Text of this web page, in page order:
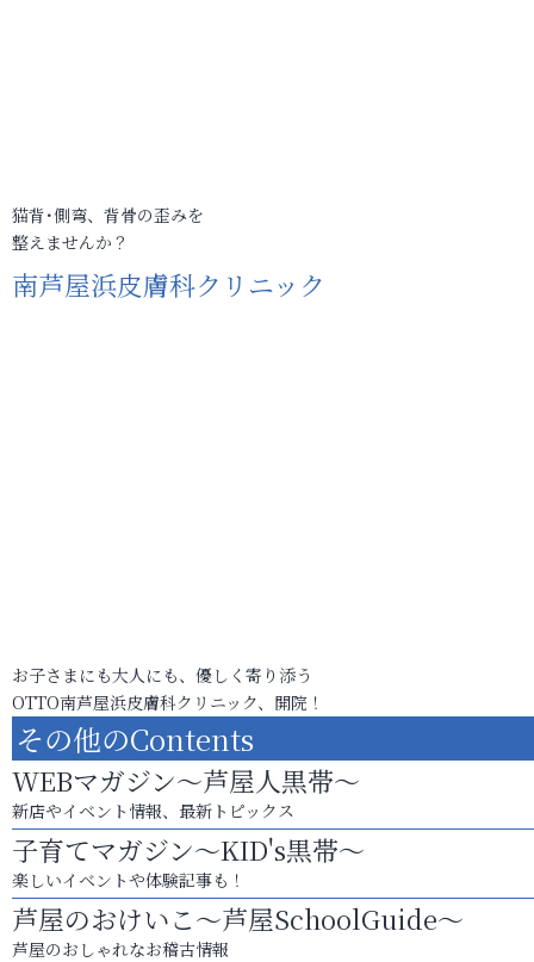
猫背･側弯、背骨の歪みを
整えませんか？
南芦屋浜皮膚科クリニック
お子さまにも大人にも、優しく寄り添う
OTTO南芦屋浜皮膚科クリニック、開院！
その他のContents
WEBマガジン～芦屋人黒帯～
新店やイベント情報、最新トピックス
子育てマガジン～KID's黒帯～
楽しいイベントや体験記事も！
芦屋のおけいこ～芦屋SchoolGuide～
芦屋のおしゃれなお稽古情報